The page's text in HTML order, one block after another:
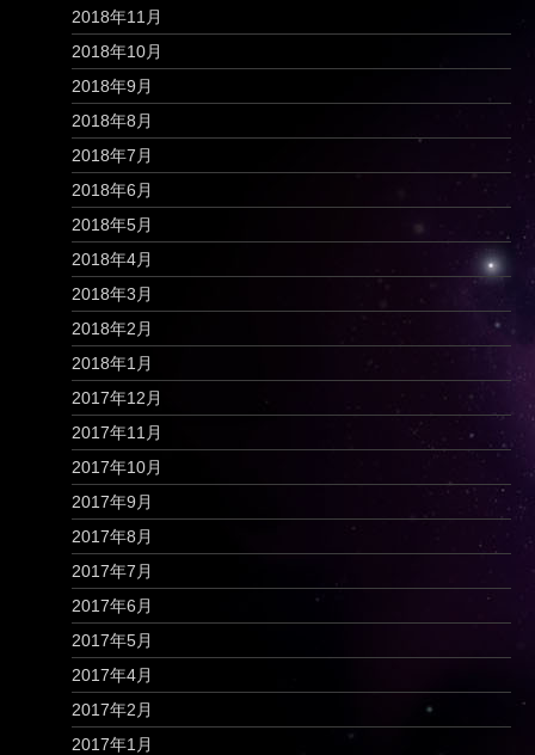
2018年11月
2018年10月
2018年9月
2018年8月
2018年7月
2018年6月
2018年5月
2018年4月
2018年3月
2018年2月
2018年1月
2017年12月
2017年11月
2017年10月
2017年9月
2017年8月
2017年7月
2017年6月
2017年5月
2017年4月
2017年2月
2017年1月